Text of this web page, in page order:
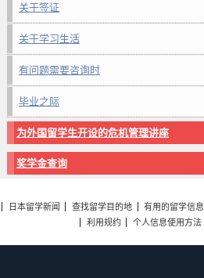
关于签证
关于学习生活
有问题需要咨询时
毕业之际
为外国留学生开设的危机管理讲座
奖学金查询
日本留学新闻 查找留学目的地 有用的留学信息
利用规约
个人信息使用方法